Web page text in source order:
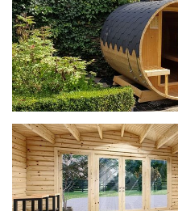
Беседки
БАНИ-